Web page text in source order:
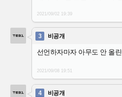
2021/09/02 19:39
3 비공개
선언하자마자 아무도 안 올
2021/09/08 19:51
4 비공개